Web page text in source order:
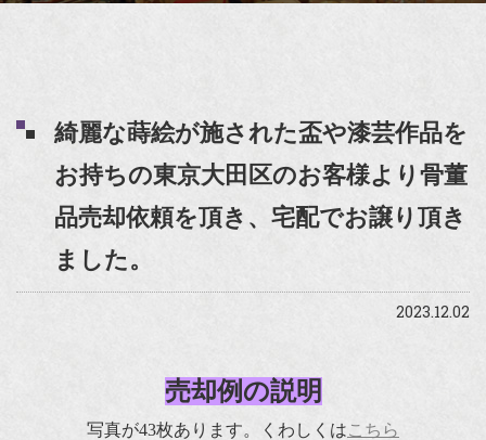
綺麗な蒔絵が施された盃や漆芸作品を
お持ちの東京大田区のお客様より骨董
品売却依頼を頂き、宅配でお譲り頂き
ました。
2023.12.02
売却例の説明
写真が43枚あります。くわしくはこちら